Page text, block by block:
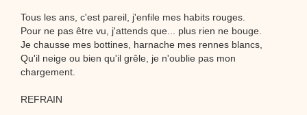
Tous les ans, c'est pareil, j'enfile mes habits rouges.
Pour ne pas être vu, j'attends que... plus rien ne bouge.
Je chausse mes bottines, harnache mes rennes blancs,
Qu'il neige ou bien qu'il grêle, je n'oublie pas mon
chargement.
REFRAIN